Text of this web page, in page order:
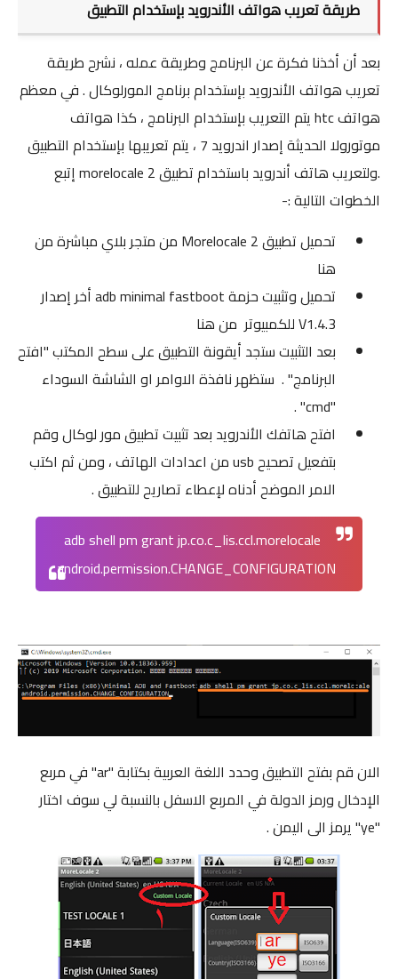
طريقة تعريب هواتف الأندرويد بإستخدام التطبيق
بعد أن أخذنا فكرة عن البرنامج وطريقة عمله ، نشرح طريقة
تعريب هواتف الأندرويد بإستخدام برنامج المورلوكال . في معظم
هواتف htc يتم التعريب بإستخدام البرنامج ، كذا هواتف
موتورولا الحديثة إصدار اندرويد 7 ، يتم تعريبها بإستخدام التطبيق
.ولتعريب هاتف أندرويد باستخدام تطبيق morelocale 2 إتبع
الخطوات التالية :-
تحميل تطبيق Morelocale 2 من متجر بلاي مباشرة
من
هنا
تحميل وتثبيت حزمة adb minimal fastboot أخر إصدار
V1.4.3 للكمبيوتر
من هنا
بعد التثبيت ستجد أيقونة التطبيق على سطح المكتب "افتح
البرنامج" . ستظهر نافذة الاوامر او الشاشة السوداء
"cmd" .
افتح هاتفك الأندرويد بعد تثبيت تطبيق مور لوكال وقم
بتفعيل تصحيح usb من اعدادات الهاتف ، ومن ثم اكتب
الامر الموضح أدناه لإعطاء تصاريح للتطبيق .
adb shell pm grant jp.co.c_lis.ccl.morelocale
android.permission.CHANGE_CONFIGURATION
الان قم بفتح التطبيق وحدد اللغة العربية بكتابة "ar" في مربع
الإدخال ورمز الدولة في المربع الاسفل بالنسبة لي سوف اختار
"ye" يرمز الى اليمن .